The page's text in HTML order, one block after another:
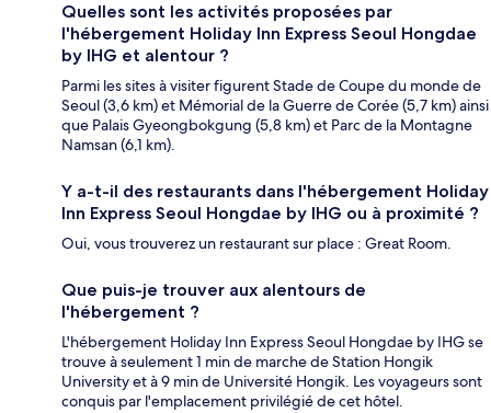
Quelles sont les activités proposées par
l'hébergement Holiday Inn Express Seoul Hongdae
by IHG et alentour ?
Parmi les sites à visiter figurent Stade de Coupe du monde de
Seoul (3,6 km) et Mémorial de la Guerre de Corée (5,7 km) ainsi
que Palais Gyeongbokgung (5,8 km) et Parc de la Montagne
Namsan (6,1 km).
Y a-t-il des restaurants dans l'hébergement Holiday
Inn Express Seoul Hongdae by IHG ou à proximité ?
Oui, vous trouverez un restaurant sur place : Great Room.
Que puis-je trouver aux alentours de
l'hébergement ?
L'hébergement Holiday Inn Express Seoul Hongdae by IHG se
trouve à seulement 1 min de marche de Station Hongik
University et à 9 min de Université Hongik. Les voyageurs sont
conquis par l'emplacement privilégié de cet hôtel.